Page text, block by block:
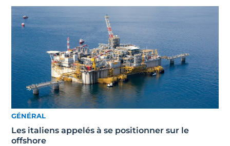
GÉNÉRAL
Les italiens appelés à se positionner sur le
offshore